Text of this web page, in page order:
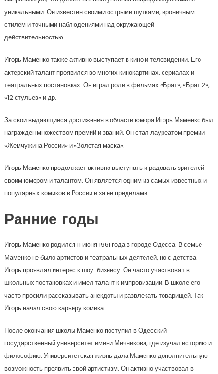
уникальными. Он известен своими острыми шутками, ироничным
стилем и точными наблюдениями над окружающей
действительностью.
Игорь Маменко также активно выступает в кино и телевидении. Его
актерский талант проявился во многих кинокартинах, сериалах и
театральных постановках. Он играл роли в фильмах «Брат», «Брат 2»,
«12 стульев» и др.
За свои выдающиеся достижения в области юмора Игорь Маменко был
награжден множеством премий и званий. Он стал лауреатом премии
«Жемчужина России» и «Золотая маска».
Игорь Маменко продолжает активно выступать и радовать зрителей
своим юмором и талантом. Он является одним из самых известных и
популярных комиков в России и за ее пределами.
Ранние годы
Игорь Маменко родился 11 июня 1961 года в городе Одесса. В семье
Маменко не было артистов и театральных деятелей, но с детства
Игорь проявлял интерес к шоу-бизнесу. Он часто участвовал в
школьных постановках и имел талант к импровизации. В школе его
часто просили рассказывать анекдоты и развлекать товарищей. Так
Игорь начал свою карьеру комика.
После окончания школы Маменко поступил в Одесский
государственный университет имени Мечникова, где изучал историю и
философию. Университетская жизнь дала Маменко дополнительную
возможность проявить свой артистизм. Он активно участвовал в